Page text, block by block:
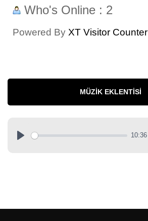
Who's Online : 2
Powered By XT Visitor Counter
MÜZIK EKLENTISI
10:36